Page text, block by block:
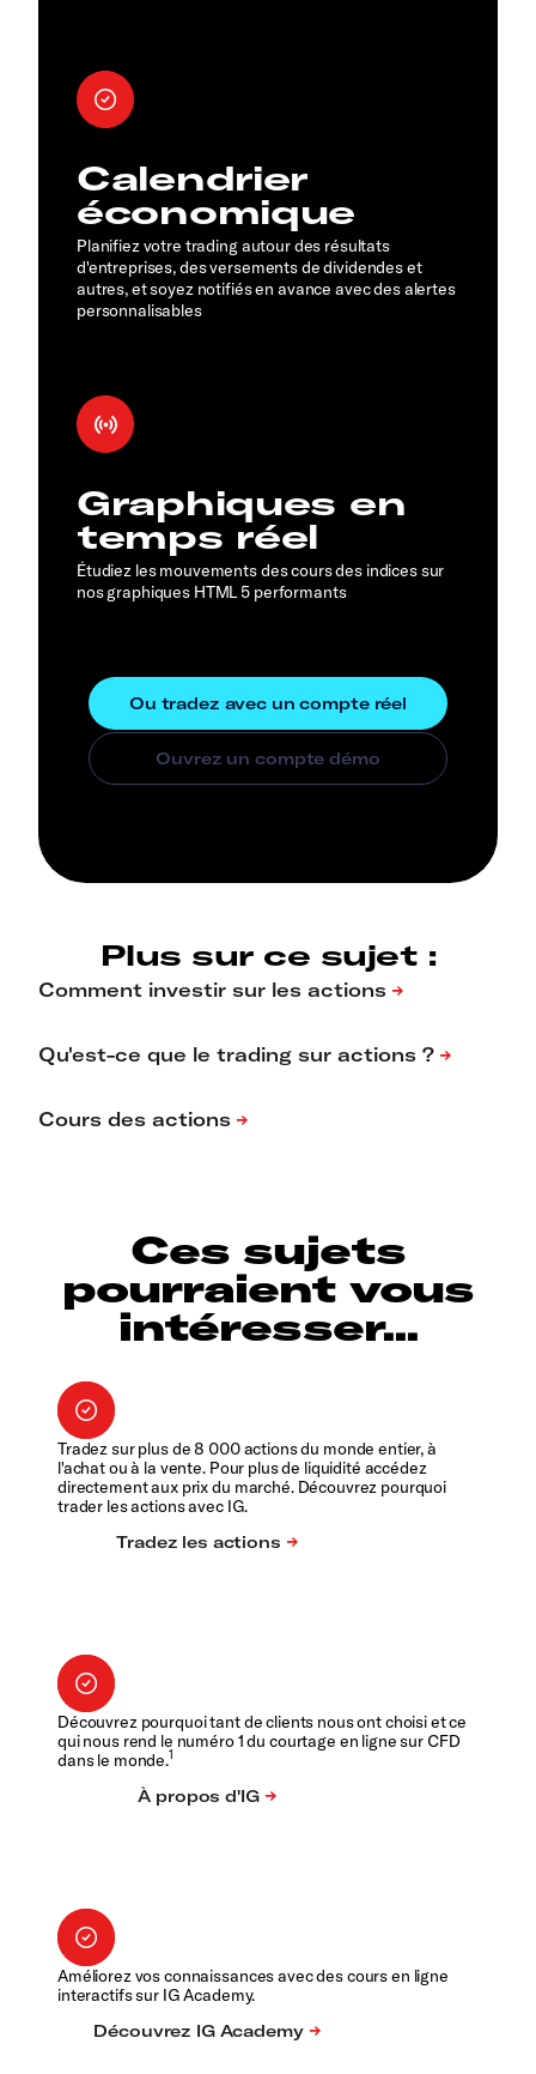
Calendrier
économique
Planifiez votre trading autour des résultats
d'entreprises, des versements de dividendes et
autres, et soyez notifiés en avance avec des alertes
personnalisables
Graphiques en
temps réel
Étudiez les mouvements des cours des indices sur
nos graphiques HTML 5 performants
Plus sur ce sujet :
Ces sujets
pourraient vous
intéresser...
Tradez sur plus de 8 000 actions du monde entier, à
l'achat ou à la vente. Pour plus de liquidité accédez
directement aux prix du marché. Découvrez pourquoi
trader les actions avec IG.
Découvrez pourquoi tant de clients nous ont choisi et ce
qui nous rend le numéro 1 du courtage en ligne sur CFD
dans le monde.1
Améliorez vos connaissances avec des cours en ligne
interactifs sur IG Academy.